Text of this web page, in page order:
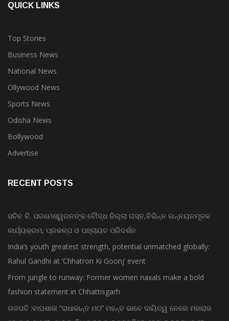
QUICK LINKS
Top Stories
Business News
National News
Ollywood News
Sports News
Odisha News
Bollywood
Advertise
RECENT POSTS
ସଚିବ ବି. ପରମେଶ୍ୱରନଙ୍କ ବୌଦ୍ଧ ଜିଲ୍ଲା ଗସ୍ତ,ବିଭିନ୍ନ ଉନ୍ନୟନମୂଳକ
କାର୍ଯ୍ୟକ୍ରମ, ପ୍ରକଳ୍ପ ଓ ପଞ୍ଚାୟତ ପରିଦର୍ଶନ
India’s youth greatest strength, potential unmatched globally:
Rahul Gandhi at ‘Chhatron Ki Goonj’ event
From jungle to runway: Former women naxals make a bold
fashion statement in Chhattisgarh
ଗଜପତି :ବାଘଶାଳା “ରାଧାକାନ୍ତ ମଠ” ମହନ୍ତ ଭାବେ ଦାୟିତ୍ୱ ନେଲେ ମହାରାଜ